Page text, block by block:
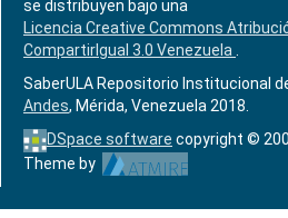
se distribuyen bajo una
Licencia Creative Commons
CompartirIgual 3.0 Venezuela
SaberULA Repositorio Institucional
Andes, Mérida, Venezuela 2018.
DSpace software copyright ©
Theme by